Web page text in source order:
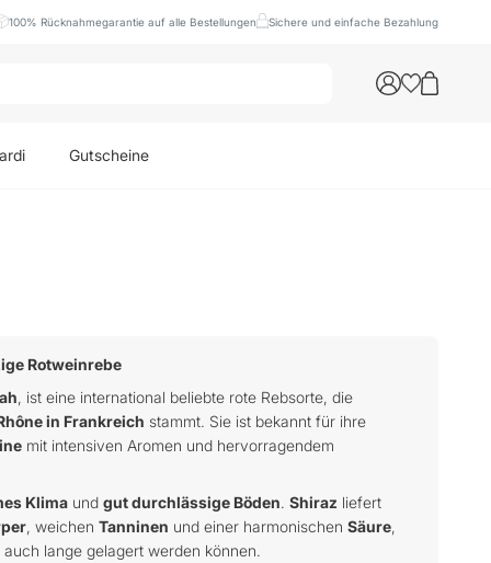
100% Rücknahmegarantie auf alle Bestellungen Sichere und einfache Bezahlung
Gutscheine
Rotweinrebe
, ist eine international beliebte rote Rebsorte, die
in Frankreich stammt. Sie ist bekannt für ihre
mit intensiven Aromen und hervorragendem
Klima und gut durchlässige Böden. Shiraz liefert
, weichen Tanninen und einer harmonischen Säure
lange gelagert werden können.